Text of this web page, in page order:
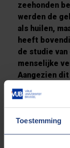
Toestemming
zeehonden
werden de
als huilen,
heeft
de studie
menselijke
Aangezien
bestudeerd
een
van
aantonen.